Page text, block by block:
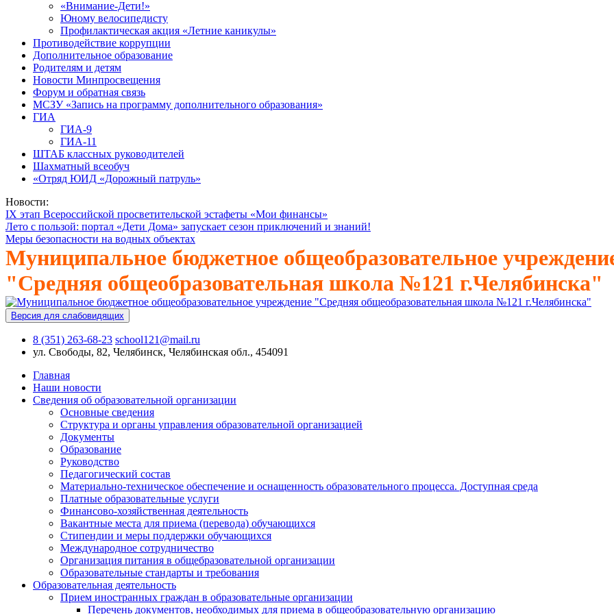
«Внимание-Дети!»
Юному велосипедисту
Профилактическая акция «Летние каникулы»
Противодействие коррупции
Дополнительное образование
Родителям и детям
Новости Минпросвещения
Форум и обратная связь
МСЗУ «Запись на программу дополнительного образования»
ГИА
ГИА-9
ГИА-11
ШТАБ классных руководителей
Шахматный всеобуч
«Отряд ЮИД «Дорожный патруль»
Новости:
IX этап Всероссийской просветительской эстафеты «Мои финансы»
Лето с пользой: портал «Дети Дома» запускает сезон приключений и знаний!
Меры безопасности на водных объектах
Муниципальное бюджетное общеобразовательное
"Средняя общеобразовательная школа №121 г.Челябинска"
Версия для слабовидящих
8 (351) 263-68-23 school121@mail.ru
ул. Свободы, 82, Челябинск, Челябинская обл., 454091
Главная
Наши новости
Сведения об образовательной организации
Основные сведения
Структура и органы управления образовательной организацией
Документы
Образование
Руководство
Педагогический состав
Материально-техническое обеспечение и оснащенность образовательного процесса. Доступная среда
Платные образовательные услуги
Финансово-хозяйственная деятельность
Вакантные места для приема (перевода) обучающихся
Стипендии и меры поддержки обучающихся
Международное сотрудничество
Организация питания в общебразовательной организации
Образовательные стандарты и требования
Образовательная деятельность
Прием иностранных граждан в образовательные организации
Перечень документов, необходимых для приема в общеобразовательную организацию